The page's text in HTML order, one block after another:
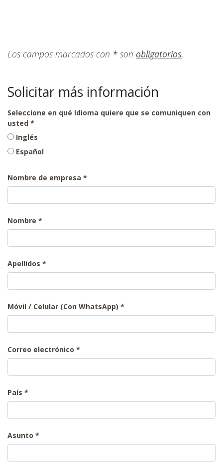
Los campos marcados con * son obligatorios.
Solicitar más información
Seleccione en qué Idioma quiere que se comuniquen con
usted
Inglés
Español
Nombre de empresa
Nombre
Apellidos
Móvil / Celular (Con WhatsApp)
Correo electrónico
País
Asunto